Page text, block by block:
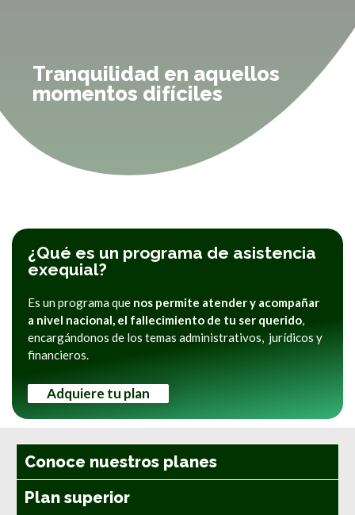
Tranquilidad en aquellos
momentos difíciles
¿Qué es un programa de asistencia
exequial?
Es un programa que nos permite atender y acompañar
a nivel nacional, el fallecimiento de tu ser querido,
encargándonos de los temas administrativos, jurídicos y
financieros.
Adquiere tu plan
Conoce nuestros planes
Plan superior